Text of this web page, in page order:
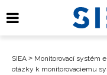
SIEA > Monitorovací systém
otázky k monitorovaciemu